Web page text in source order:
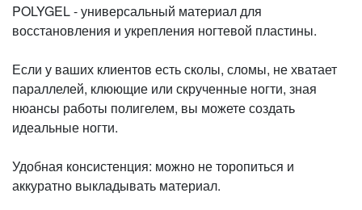
POLYGEL - универсальный материал для
восстановления и укрепления ногтевой пластины.
Если у ваших клиентов есть сколы, сломы, не хватает
параллелей, клюющие или скрученные ногти, зная
нюансы работы полигелем, вы можете создать
идеальные ногти.
Удобная консистенция: можно не торопиться и
аккуратно выкладывать материал.